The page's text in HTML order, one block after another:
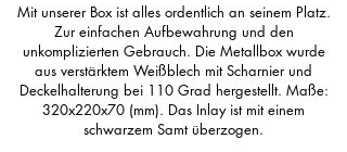
Mit unserer Box ist alles ordentlich an seinem Platz.
Zur einfachen Aufbewahrung und den
unkomplizierten Gebrauch. Die Metallbox wurde
aus verstärktem Weißblech mit Scharnier und
Deckelhalterung bei 110 Grad hergestellt. Maße:
320x220x70 (mm). Das Inlay ist mit einem
schwarzem Samt überzogen.